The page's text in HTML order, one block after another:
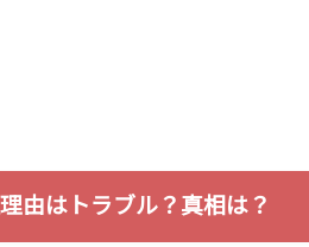
由はトラブル？真相は？